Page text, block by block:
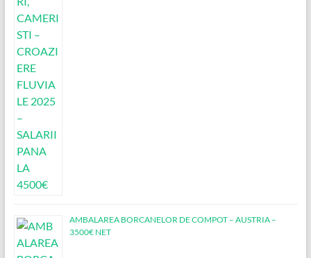
AMBALAREA BORCANELOR DE COMPOT – AUSTRIA –
3500€ NET